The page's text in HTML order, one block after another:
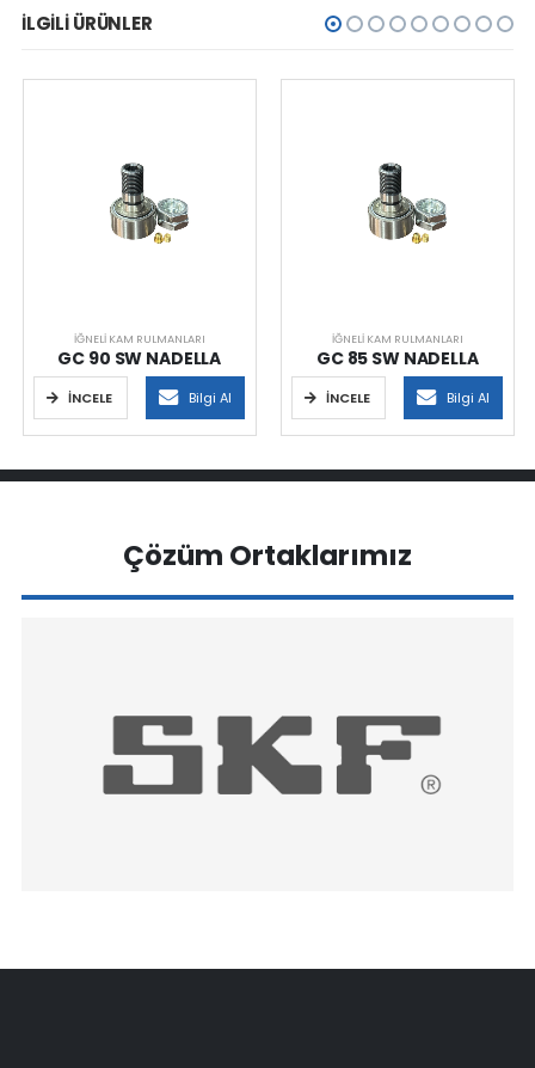
İLGILI ÜRÜNLER
İĞNELI KAM RULMANLARI
GC 90 SW NADELLA
İNCELE Bilgi Al
İĞNELI KAM RULMANLARI
GC 85 SW NADELLA
İNCELE Bilgi Al
Çözüm Ortaklarımız